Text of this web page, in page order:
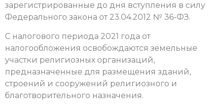
зарегистрированные до дня вступления в силу
Федерального закона от 23.04.2012 № 36-ФЗ.
С налогового периода 2021 года от
налогообложения освобождаются земельные
участки религиозных организаций,
предназначенные для размещения зданий,
строений и сооружений религиозного и
благотворительного назначения.